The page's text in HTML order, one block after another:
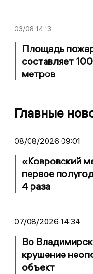
03/08 14:13
Площадь
составляет
метров
Главные
08/08/2026 09:01
«Ковровский
первое
4 раза
07/08/2026 14:34
Во
крушение
объект